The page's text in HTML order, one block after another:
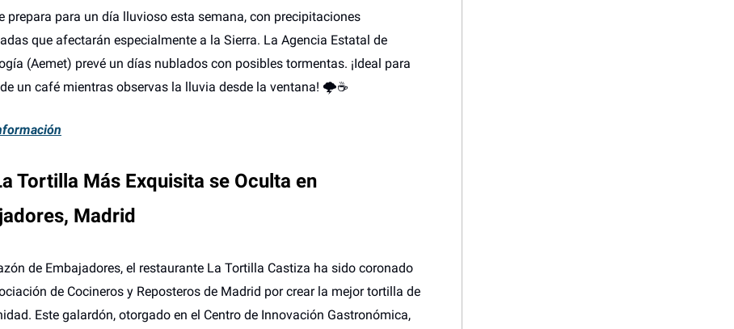
prepara para un día lluvioso esta semana, con precipitaciones
que afectarán especialmente a la Sierra. La Agencia Estatal de
(Aemet) prevé un días nublados con posibles tormentas. ¡Ideal para
un café mientras observas la lluvia desde la ventana! 🌩️☕
Tortilla Más Exquisita se Oculta en
Madrid
de Embajadores, el restaurante La Tortilla Castiza ha sido coronado
de Cocineros y Reposteros de Madrid por crear la mejor tortilla de
Este galardón, otorgado en el Centro de Innovación Gastronómica,